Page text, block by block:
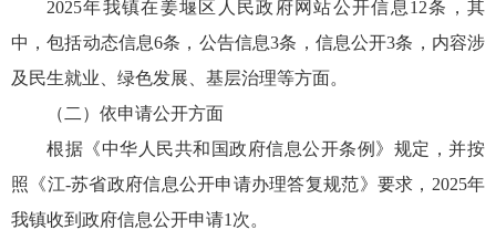
2025年我镇在姜堰区人民政府网站公开信息12条，其
中，包括动态信息6条，公告信息3条，信息公开3条，内容涉
及民生就业、绿色发展、基层治理等方面。
（二）依申请公开方面
根据《中华人民共和国政府信息公开条例》规定，并按
照《江-苏省政府信息公开申请办理答复规范》要求，2025年
我镇收到政府信息公开申请1次。